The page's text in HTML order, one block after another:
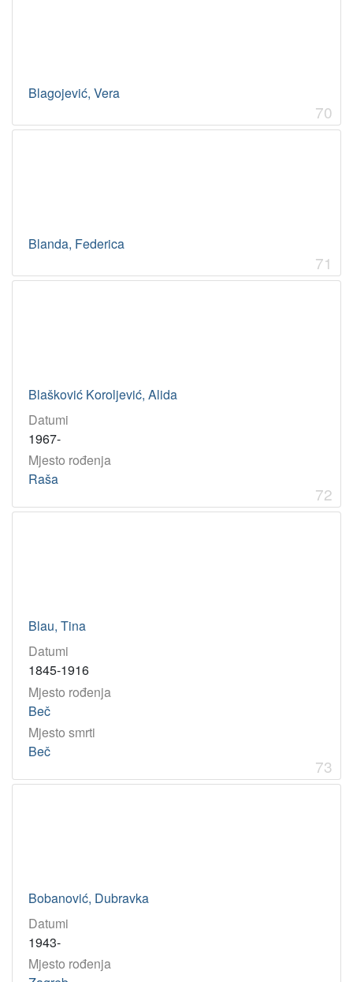
Blagojević, Vera
70
Blanda, Federica
71
Blašković Koroljević, Alida
Datumi
1967-
Mjesto rođenja
Raša
72
Blau, Tina
Datumi
1845-1916
Mjesto rođenja
Beč
Mjesto smrti
Beč
73
Bobanović, Dubravka
Datumi
1943-
Mjesto rođenja